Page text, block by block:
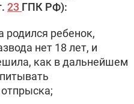
23 ГПК РФ):
родился ребенок,
нет 18 лет, и
как в дальнейшем